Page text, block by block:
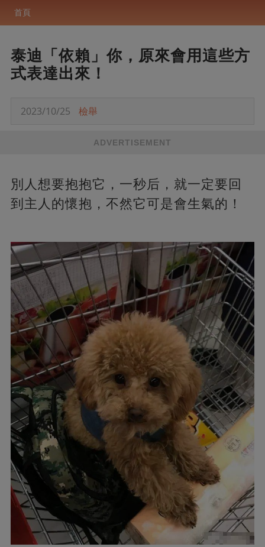
首頁
泰迪「依賴」你，原來會用這些方
式表達出來！
2023/10/25 檢舉
ADVERTISEMENT
別人想要抱抱它，一秒后，就一定要回
到主人的懷抱，不然它可是會生氣的！